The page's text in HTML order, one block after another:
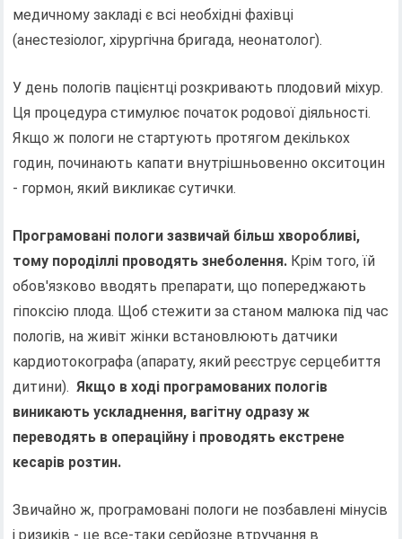
медичному закладі є всі необхідні фахівці
(анестезіолог, хірургічна бригада, неонатолог).
У день пологів пацієнтці розкривають плодовий міхур.
Ця процедура стимулює початок родової діяльності.
Якщо ж пологи не стартують протягом декількох
годин, починають капати внутрішньовенно окситоцин
- гормон, який викликає сутички.
Програмовані пологи зазвичай більш хворобливі,
тому породіллі проводять знеболення. Крім того, їй
обов'язково вводять препарати, що попереджають
гіпоксію плода. Щоб стежити за станом малюка під час
пологів, на живіт жінки встановлюють датчики
кардиотокографа (апарату, який реєструє серцебиття
дитини).Якщо в ході програмованих пологів
виникають ускладнення, вагітну одразу ж
переводять в операційну і проводять екстрене
кесарів розтин.
Звичайно ж, програмовані пологи не позбавлені мінусів
і ризиків - це все-таки серйозне втручання в